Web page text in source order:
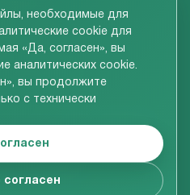
необходимые для
cookie для
«Да, согласен», вы
аналитических cookie.
вы продолжите
с технически
согласен
на сайте компании,
и не является
со ст.437 ГК РФ
2002-2024